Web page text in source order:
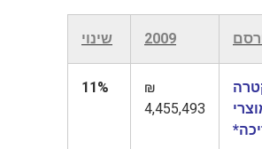
2009 שינוי
₪
4,455,493
11%